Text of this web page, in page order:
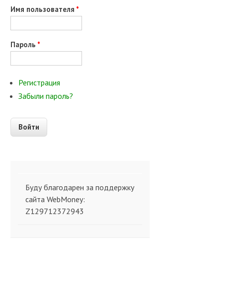
Имя пользователя *
Пароль *
Регистрация
Забыли пароль?
Буду благодарен за поддержку
сайта WebMoney:
Z129712372943